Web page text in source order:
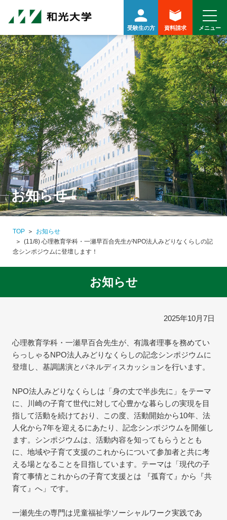
受験生の方 資料請求
お知らせ
TOP
お知らせ
(11/8) 心理教育学科・一瀬早百合先生がNPO法人みどりなくらしの記
念シンポジウムに登壇します！
お知らせ
2025年10月7日
心理教育学科・一瀬早百合先生が、有識者理事を務めてい
らっしゃるNPO法人みどりなくらしの記念シンポジウムに
登壇し、基調講演とパネルディスカッションを行います。
NPO法人みどりなくらしは「身の丈で半歩先に」をテーマ
に、川崎の子育て世代に対して心豊かな暮らしの実現を目
指して活動を続けており、この度、活動開始から10年、法
人化から7年を迎えるにあたり、記念シンポジウムを開催し
ます。シンポジウムは、活動内容を知ってもらうととも
に、地域や子育て支援のこれからについて参加者と共に考
える場となることを目指しています。テーマは「現代の子
育て事情とこれからの子育て支援とは 『孤育て』から『共
育て』へ」です。
一瀬先生の専門は児童福祉学ソーシャルワーク実践であ